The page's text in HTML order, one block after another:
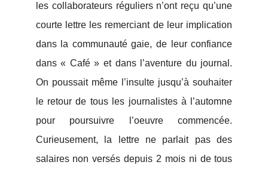
les collaborateurs réguliers n’ont reçu qu’une
courte lettre les remerciant de leur implication
dans la communauté gaie, de leur confiance
dans « Café » et dans l’aventure du journal.
On poussait même l’insulte jusqu’à souhaiter
le retour de tous les journalistes à l’automne
pour poursuivre l’oeuvre commencée.
Curieusement, la lettre ne parlait pas des
salaires non versés depuis 2 mois ni de tous